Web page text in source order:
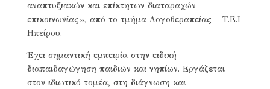
αναπτυξιακών και επίκτητων διαταραχών
επικοινωνίας», από το τμήμα Λογοθεραπείας – Τ.Ε.Ι
Ηπείρου.
Έχει σημαντική εμπειρία στην ειδική
διαπαιδαγώγηση παιδιών και νηπίων. Εργάζεται
στον ιδιωτικό τομέα, στη διάγνωση και